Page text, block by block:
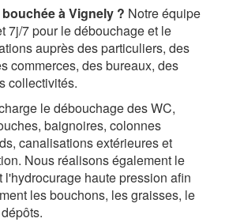
à Vignely ? Notre équipe
7j/7 pour le débouchage et le
auprès des particuliers, des
commerces, des bureaux, des
collectivités.
le débouchage des WC,
baignoires, colonnes
canalisations extérieures et
Nous réalisons également le
l'hydrocurage haute pression afin
les bouchons, les graisses, le